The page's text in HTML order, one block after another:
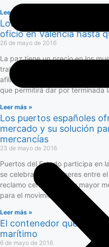
Leer más »
Los sindicatos de la
oficio en Valencia hasta
26 de mayo de 2016
La paz tiene un precio en los
trabajadores de la estiba están
afiliados como paso previo a la
que permitirá dar por terminada
Leer más »
Los puertos españoles
mercado y su solución
mercancías
23 de mayo de 2016
Puertos del Estado participa en
se celebrará en Amberes entre
reclamo centrado en su mayor
para el movimiento de
Leer más »
El contenedor que
marítimo
6 de mayo de 2016